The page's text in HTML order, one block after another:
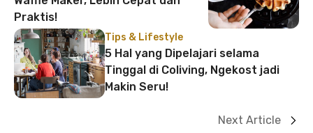
Praktis!
Tips & Lifestyle
5 Hal yang Dipelajari selama
Tinggal di Coliving, Ngekost jadi
Makin Seru!
Next Article